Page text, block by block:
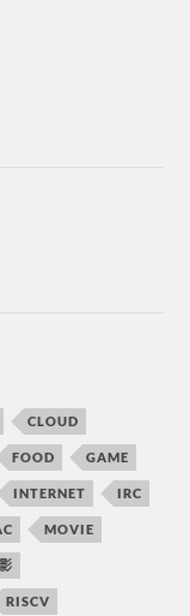
CLOUD
FOOD GAME
INTERNET IRC
MOVIE
RISCV